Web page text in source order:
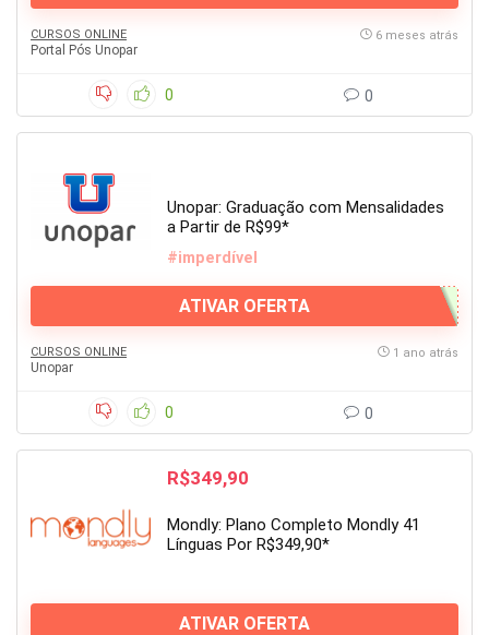
CURSOS ONLINE
Portal Pós Unopar
6 meses atrás
0 0
Unopar: Graduação com Mensalidades
a Partir de R$99*
#imperdível
ATIVAR OFERTA
CURSOS ONLINE
Unopar
1 ano atrás
0 0
R$349,90
Mondly: Plano Completo Mondly 41
Línguas Por R$349,90*
ATIVAR OFERTA